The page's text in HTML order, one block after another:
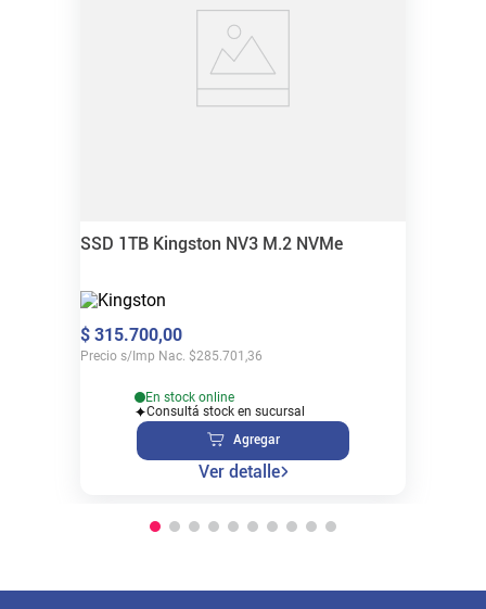
SSD 1TB Kingston NV3 M.2 NVMe
$ 315.700,00
Precio s/Imp Nac. $285.701,36
En stock online
Consultá stock en sucursal
Agregar
Ver detalle